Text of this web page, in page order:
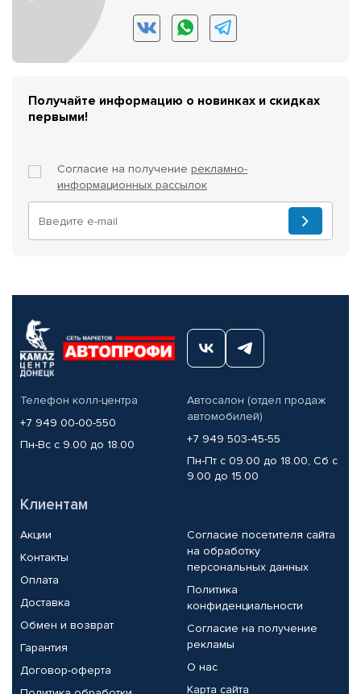
Получайте информацию о новинках и скидках
первыми!
Согласие на получение рекламно-
информационных рассылок
Телефон колл-центра
+7 949 00-00-550
Пн-Вс с 9.00 до 18.00
Автосалон (отдел продаж
автомобилей)
+7 949 503-45-55
Пн-Пт с 09.00 до 18.00, Сб с
9.00 до 15.00
Клиентам
Акции
Контакты
Оплата
Доставка
Обмен и возврат
Гарантия
Договор-оферта
Согласие посетителя сайта
на обработку
персональных данных
Политика
конфиденциальности
Согласие на получение
рекламы
О нас
Карта сайта